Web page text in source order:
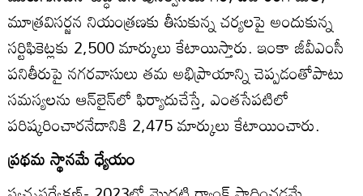
మూత్రవిసర్జన నియంత్రణకు తీసుకున్న చర్యలపై అందుకున్న
సర్టిఫికెట్లకు 2,500 మార్కులు కేటాయిస్తారు. ఇంకా జీవీఎంసీ
పనితీరుపై నగరవాసులు తమ అభిప్రాయాన్ని చెప్పడంతోపాటు
సమస్యలను ఆన్‌లైన్‌లో ఫిర్యాదుచేస్తే, ఎంతసేపటిలో
పరిష్కరించారనేదానికి 2,475 మార్కులు కేటాయించారు.
ప్రథమ స్థానమే ధ్యేయం